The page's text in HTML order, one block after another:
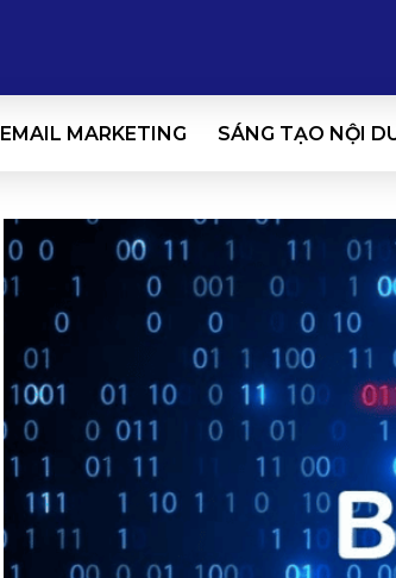
EMAIL MARKETING SÁNG TẠO NỘI